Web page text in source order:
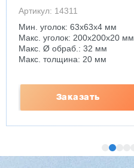
Артикул: 14311
Мин. уголок: 63x63x4 мм
Макс. уголок: 200x200x20 мм
Макс. Ø обраб.: 32 мм
Макс. толщина: 20 мм
Заказать